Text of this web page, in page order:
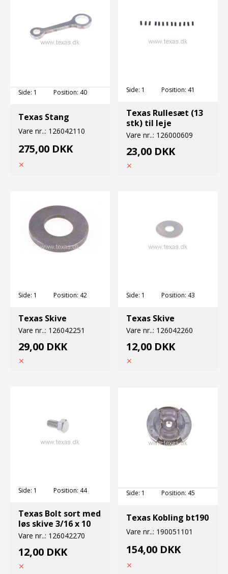
Side: 1 Position: 40
Texas Stang
Vare nr..: 126042110
275,00 DKK
Side: 1 Position: 41
Texas Rullesæt (13
stk) til leje
Vare nr..: 126000609
23,00 DKK
Side: 1 Position: 42
Texas Skive
Vare nr..: 126042251
29,00 DKK
Side: 1 Position: 43
Texas Skive
Vare nr..: 126042260
12,00 DKK
Side: 1 Position: 44
Texas Bolt sort med
løs skive 3/16 x 10
Vare nr..: 126042270
12,00 DKK
Side: 1 Position: 45
Texas Kobling bt190
Vare nr..: 190051101
154,00 DKK